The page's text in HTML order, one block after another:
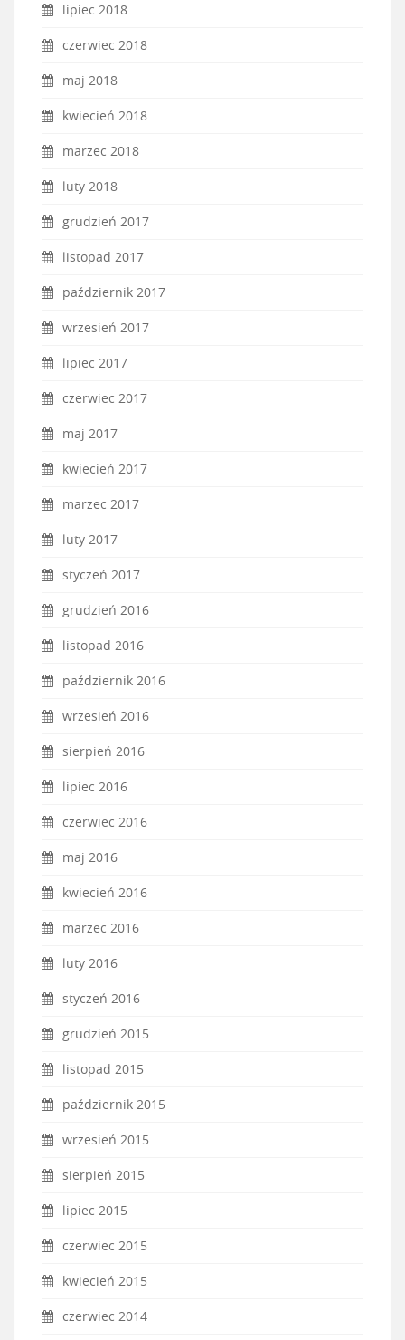
lipiec 2018
czerwiec 2018
maj 2018
kwiecień 2018
marzec 2018
luty 2018
grudzień 2017
listopad 2017
październik 2017
wrzesień 2017
lipiec 2017
czerwiec 2017
maj 2017
kwiecień 2017
marzec 2017
luty 2017
styczeń 2017
grudzień 2016
listopad 2016
październik 2016
wrzesień 2016
sierpień 2016
lipiec 2016
czerwiec 2016
maj 2016
kwiecień 2016
marzec 2016
luty 2016
styczeń 2016
grudzień 2015
listopad 2015
październik 2015
wrzesień 2015
sierpień 2015
lipiec 2015
czerwiec 2015
kwiecień 2015
czerwiec 2014